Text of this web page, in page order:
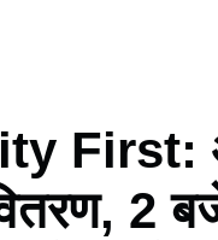
First:
2